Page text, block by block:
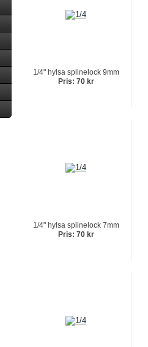
1/4" hylsa splinelock 9mm
Pris: 70 kr
1/4" hylsa splinelock 7mm
Pris: 70 kr